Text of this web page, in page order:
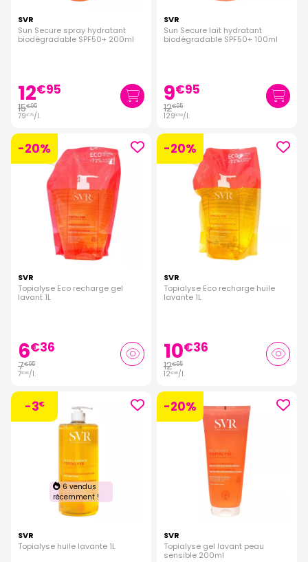
SVR
Sun Secure spray hydratant
biodégradable SPF50+ 200ml
12€95
15€95
79€75/l.
SVR
Sun Secure lait hydratant
biodégradable SPF50+ 100ml
9€95
12€95
129€50/l.
-20%
SVR
Topialyse Eco recharge gel
lavant 1L
6€36
7€95
7€95/l.
-20%
SVR
Topialyse Eco recharge huile
lavante 1L
10€36
12€95
12€95/l.
-3€
6 vendus
récemment !
SVR
Topialyse huile lavante 1L
-20%
SVR
Topialyse gel lavant peau
sensible 200ml